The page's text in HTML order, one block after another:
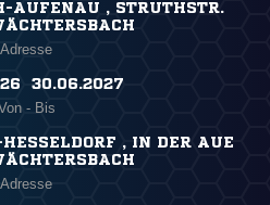
AUFENAU , STRUTHSTR.
Adresse
30.06.2027
- Bis
, IN DER AUE
Adresse